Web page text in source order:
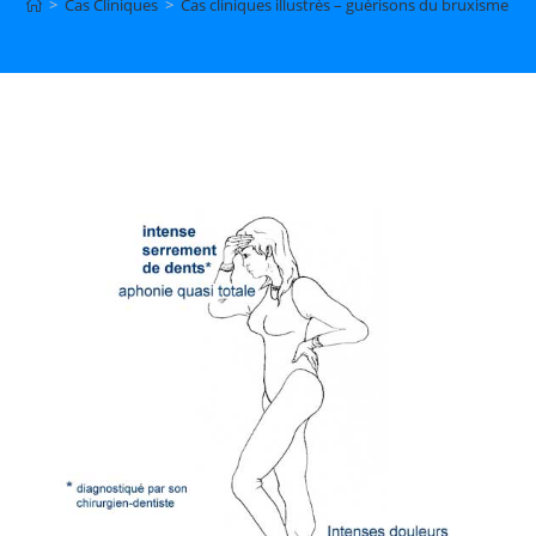
> Cas Cliniques > Cas cliniques illustrés – guérisons du bruxisme